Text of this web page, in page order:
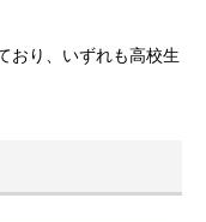
おり、いずれも高校生